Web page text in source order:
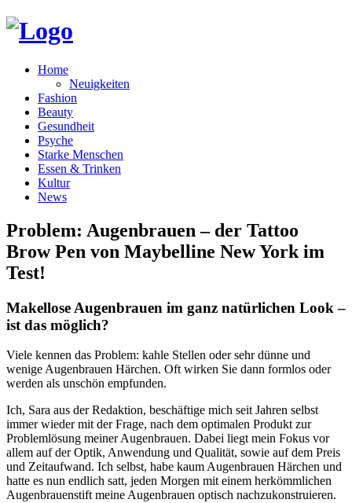
Home
Neuigkeiten
Fashion
Beauty
Gesundheit
Psyche
Starke Menschen
Essen & Trinken
Kultur
News
Problem: Augenbrauen – der Tattoo
Brow Pen von Maybelline New York im
Test!
Makellose Augenbrauen im ganz natürlichen Look –
ist das möglich?
Viele kennen das Problem: kahle Stellen oder sehr dünne und
wenige Augenbrauen Härchen. Oft wirken Sie dann formlos oder
werden als unschön empfunden.
Ich, Sara aus der Redaktion, beschäftige mich seit Jahren selbst
immer wieder mit der Frage, nach dem optimalen Produkt zur
Problemlösung meiner Augenbrauen. Dabei liegt mein Fokus vor
allem auf der Optik, Anwendung und Qualität, sowie auf dem Preis
und Zeitaufwand. Ich selbst, habe kaum Augenbrauen Härchen und
hatte es nun endlich satt, jeden Morgen mit einem herkömmlichen
Augenbrauenstift meine Augenbrauen optisch nachzukonstruieren.